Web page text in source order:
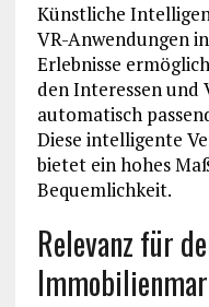
Künstliche
VR-Anwendungen
Erlebnisse
den Interessen und
automatisch
Diese intelligente
bietet ein hohes
Bequemlichkeit.
Relevanz für